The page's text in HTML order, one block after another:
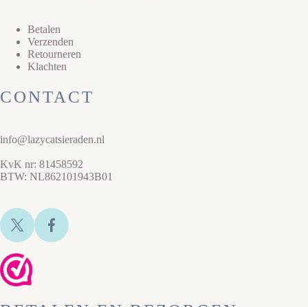
Betalen
Verzenden
Retourneren
Klachten
CONTACT
info@lazycatsieraden.nl
KvK nr: 81458592
BTW: NL862101943B01